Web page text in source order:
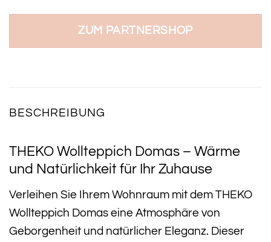
ZUM PARTNERSHOP
BESCHREIBUNG
THEKO Wollteppich Domas – Wärme
und Natürlichkeit für Ihr Zuhause
Verleihen Sie Ihrem Wohnraum mit dem THEKO
Wollteppich Domas eine Atmosphäre von
Geborgenheit und natürlicher Eleganz. Dieser